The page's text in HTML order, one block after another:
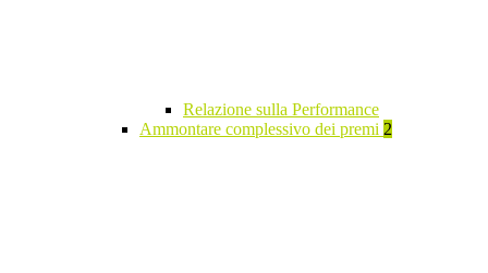
Relazione sulla Performance
Ammontare complessivo dei premi 2